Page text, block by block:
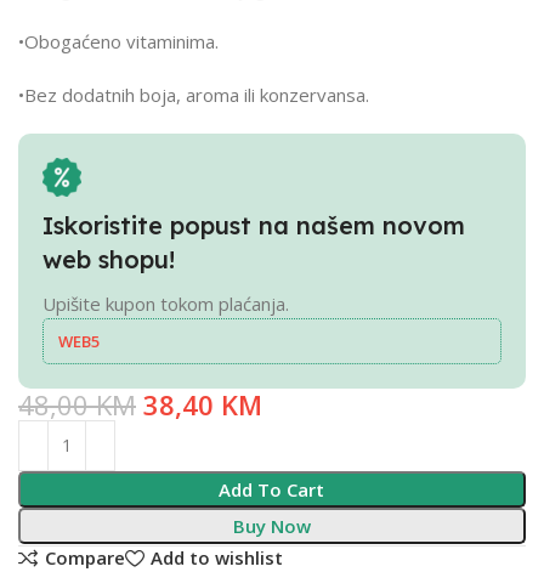
•Obogaćeno vitaminima.
•Bez dodatnih boja, aroma ili konzervansa.
Iskoristite popust na našem novom
web shopu!
Upišite kupon tokom plaćanja.
WEB5
48,00KM 38,40 KM
Add To Cart
Buy Now
Compare
Add to wishlist